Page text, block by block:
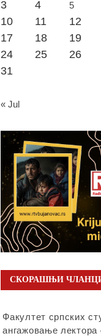
3
4 5
10
11 12
17
18 19
24
25 26
31
« Jul
СКОРАШЊИ
Факултет српских
ангажовање лектора